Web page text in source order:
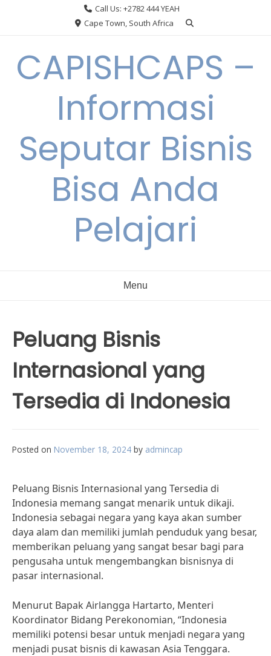
Call Us: +2782 444 YEAH
Cape Town, South Africa
CAPISHCAPS –
Informasi
Seputar Bisnis
Bisa Anda
Pelajari
Menu
Peluang Bisnis
Internasional yang
Tersedia di Indonesia
Posted on November 18, 2024 by admincap
Peluang Bisnis Internasional yang Tersedia di
Indonesia memang sangat menarik untuk dikaji.
Indonesia sebagai negara yang kaya akan sumber
daya alam dan memiliki jumlah penduduk yang besar,
memberikan peluang yang sangat besar bagi para
pengusaha untuk mengembangkan bisnisnya di
pasar internasional.
Menurut Bapak Airlangga Hartarto, Menteri
Koordinator Bidang Perekonomian, “Indonesia
memiliki potensi besar untuk menjadi negara yang
menjadi pusat bisnis di kawasan Asia Tenggara.